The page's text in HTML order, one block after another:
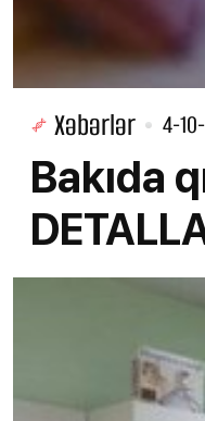
Xəbərlər 4-
Bakıda